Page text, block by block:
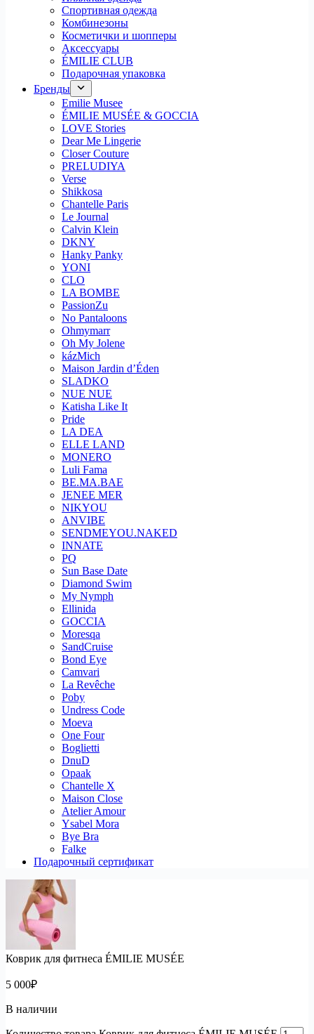
Спортивная одежда
Комбинезоны
Косметички и шопперы
Аксессуары
ÉMILIE CLUB
Подарочная упаковка
Бренды
Emilie Musee
ÉMILIE MUSÉE & GOCCIA
LOVE Stories
Dear Me Lingerie
Closer Couture
PRELUDIYA
Verse
Shikkosa
Chantelle Paris
Le Journal
Calvin Klein
DKNY
Hanky Panky
YONI
CLO
LA BOMBE
PassionZu
No Pantaloons
Ohmymarr
Oh My Jolene
kázMich
Maison Jardin d’Éden
SLADKO
NUE NUE
Katisha Like It
Pride
LA DEA
ELLE LAND
MONERO
Luli Fama
BE.MA.BAE
JENEE MER
NIKYOU
ANVIBE
SENDMEYOU.NAKED
INNATE
PQ
Sun Base Date
Diamond Swim
My Nymph
Ellinida
GOCCIA
Moresqa
SandCruise
Bond Eye
Camvari
La Revêche
Poby
Undress Code
Moeva
One Four
Boglietti
DnuD
Opaak
Chantelle X
Maison Close
Atelier Amour
Ysabel Mora
Bye Bra
Falke
Подарочный сертификат
Коврик для фитнеса ÉMILIE MUSÉE
5 000₽
В наличии